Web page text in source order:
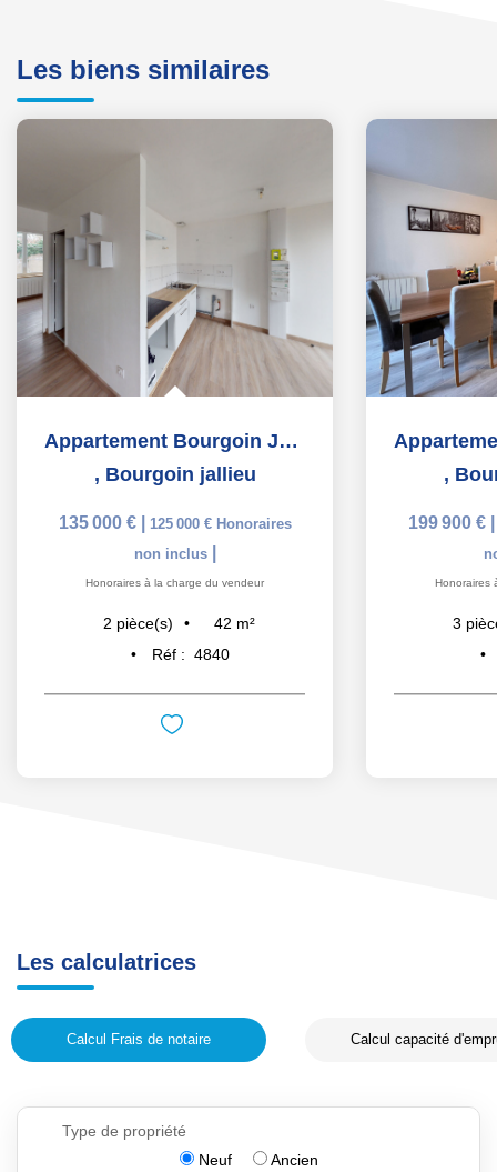
Les biens similaires
Appartement Bourgoin Jallieu pour INVESTISSEURS
, Bourgoin jallieu
135 000 € 125 000 € Honoraires
non inclus
Honoraires à la charge du vendeur
2 pièce(s) 42 m²
Réf : 4840
,
199 900 €
Honoraires
3
Les calculatrices
Calcul Frais de notaire Calcul capacité